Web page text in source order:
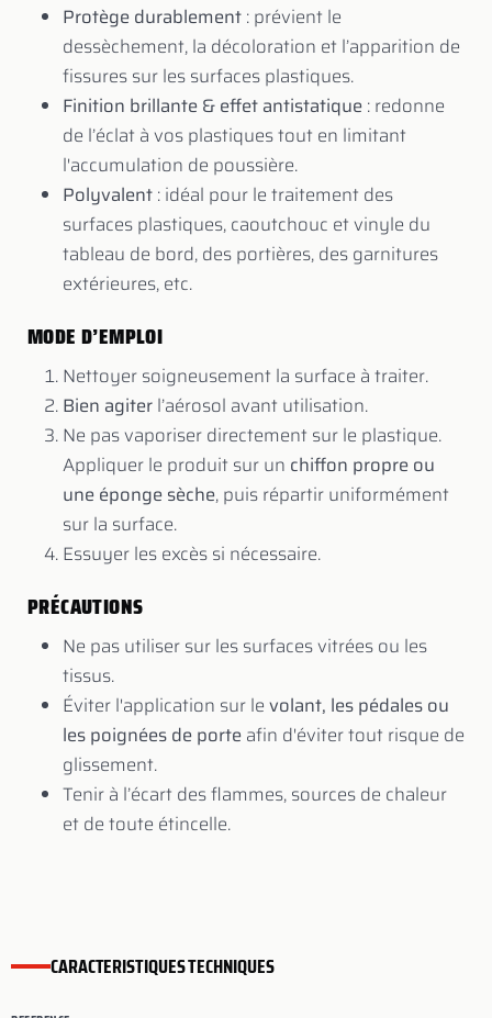
Protège durablement: prévient le
dessèchement, la décoloration et l’apparition de
fissures sur les surfaces plastiques.
Finition brillante & effet antistatique: redonne
de l’éclat à vos plastiques tout en limitant
l'accumulation de poussière.
Polyvalent: idéal pour le traitement des
surfaces plastiques, caoutchouc et vinyle du
tableau de bord, des portières, des garnitures
extérieures, etc.
MODE D’EMPLOI
Nettoyer soigneusement la surface à traiter.
Bien agiterl’aérosol avant utilisation.
Ne pas vaporiser directement sur le plastique.
Appliquer le produit sur un chiffon propre ou
une éponge sèche, puis répartir uniformément
sur la surface.
Essuyer les excès si nécessaire.
PRÉCAUTIONS
Ne pas utiliser sur les surfaces vitrées ou les
tissus.
Éviter l'application sur levolant, les pédales ou
les poignées de porteafin d'éviter tout risque de
glissement.
Tenir à l’écart des flammes, sources de chaleur
et de toute étincelle.
CARACTERISTIQUES TECHNIQUES